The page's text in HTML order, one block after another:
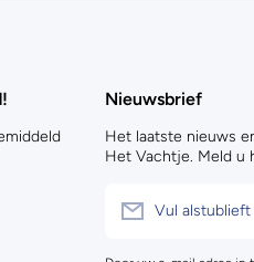
Nieuwsbrief
Het laatste nieuws
Het Vachtje. Meld u
Vul